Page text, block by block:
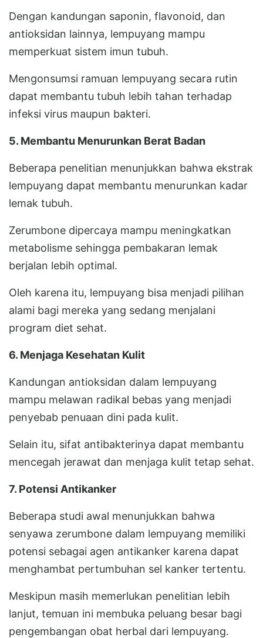
Dengan kandungan saponin, flavonoid, dan
antioksidan lainnya, lempuyang mampu
memperkuat sistem imun tubuh.
Mengonsumsi ramuan lempuyang secara rutin
dapat membantu tubuh lebih tahan terhadap
infeksi virus maupun bakteri.
5. Membantu Menurunkan Berat Badan
Beberapa penelitian menunjukkan bahwa ekstrak
lempuyang dapat membantu menurunkan kadar
lemak tubuh.
Zerumbone dipercaya mampu meningkatkan
metabolisme sehingga pembakaran lemak
berjalan lebih optimal.
Oleh karena itu, lempuyang bisa menjadi pilihan
alami bagi mereka yang sedang menjalani
program diet sehat.
6. Menjaga Kesehatan Kulit
Kandungan antioksidan dalam lempuyang
mampu melawan radikal bebas yang menjadi
penyebab penuaan dini pada kulit.
Selain itu, sifat antibakterinya dapat membantu
mencegah jerawat dan menjaga kulit tetap sehat.
7. Potensi Antikanker
Beberapa studi awal menunjukkan bahwa
senyawa zerumbone dalam lempuyang memiliki
potensi sebagai agen antikanker karena dapat
menghambat pertumbuhan sel kanker tertentu.
Meskipun masih memerlukan penelitian lebih
lanjut, temuan ini membuka peluang besar bagi
pengembangan obat herbal dari lempuyang.